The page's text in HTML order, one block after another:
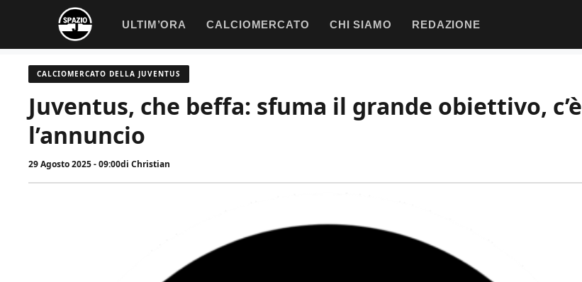
contenuto
ULTIM’ORA CALCIOMERCATO CHI SIAMO REDAZIONE
CALCIOMERCATO DELLA JUVENTUS
Juventus, che beffa: sfuma il grande obiettivo, c’è
l’annuncio
29 Agosto 2025 - 09:00di Christian